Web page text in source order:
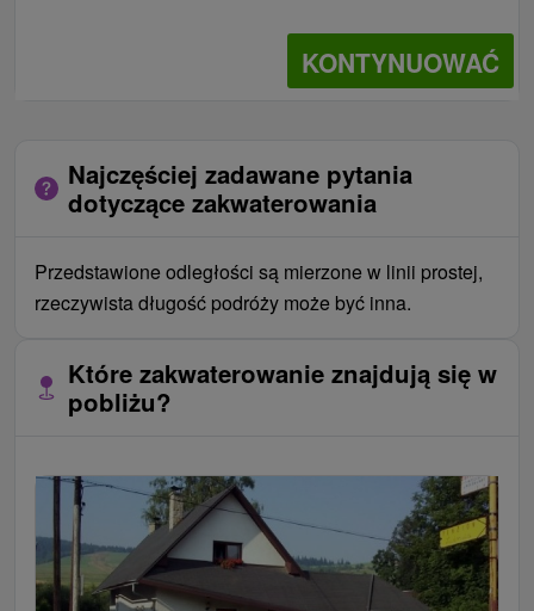
KONTYNUOWAĆ
Najczęściej zadawane pytania
dotyczące zakwaterowania
Przedstawione odległości są mierzone w linii prostej,
rzeczywista długość podróży może być inna.
Które zakwaterowanie znajdują się w
pobliżu?